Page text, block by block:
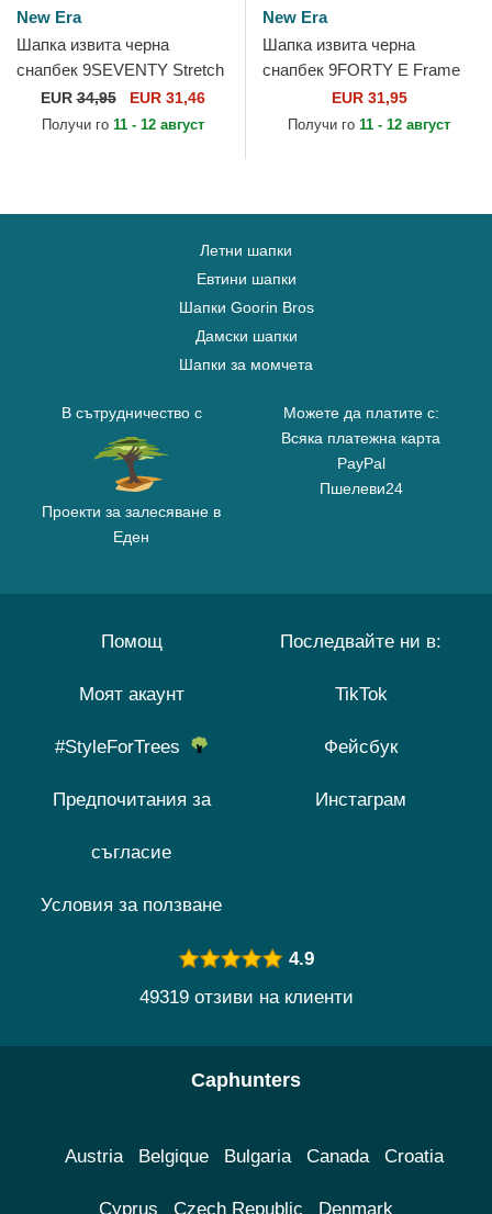
New Era
Шапка извита черна
снапбек 9SEVENTY Stretch
Snap Stated на Boston
Bruins NHL от New Era
EUR34,95 EUR 31,46
Получи го 11 - 12 август
New Era
Шапка извита черна
снапбек 9FORTY E Frame
Metallic на Los Angeles
Lakers NBA от New Era
EUR 31,95
Получи го 11 - 12 август
Летни шапки
Евтини шапки
Шапки Goorin Bros
Дамски шапки
Шапки за момчета
В сътрудничество с
Проекти за залесяване в
Еден
Можете да платите с:
Всяка платежна карта
PayPal
Пшелеви24
Помощ
Моят акаунт
#StyleForTrees
Предпочитания за
съгласие
Условия за ползване
Последвайте ни в:
TikTok
Фейсбук
Инстаграм
4.9
49319 отзиви на клиенти
Caphunters
Austria Belgique Bulgaria Canada Croatia
Cyprus Czech Republic Denmark